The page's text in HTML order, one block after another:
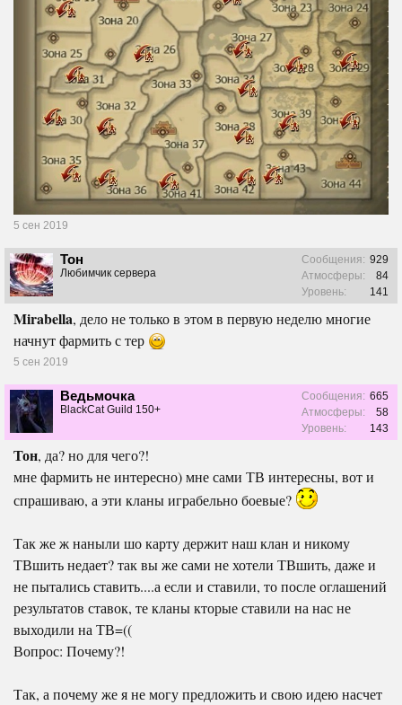
5 сен 2019
Тон
Любимчик сервера
Сообщения: 929
Атмосферы:
84
Уровень:
141
Mirabella, дело не только в этом в первую неделю многие
начнут фармить с тер
5 сен 2019
Ведьмочка
BlackCat Guild 150+
Сообщения: 665
Атмосферы:
58
Уровень:
143
Тон, да? но для чего?!
мне фармить не интересно) мне сами ТВ интересны, вот и
спрашиваю, а эти кланы играбельно боевые?
Так же ж наныли шо карту держит наш клан и никому
ТВшить недает? так вы же сами не хотели ТВшить, даже и
не пытались ставить....а если и ставили, то после оглашений
результатов ставок, те кланы кторые ставили на нас не
выходили на ТВ=((
Вопрос: Почему?!
Так, а почему же я не могу предложить и свою идею насчет